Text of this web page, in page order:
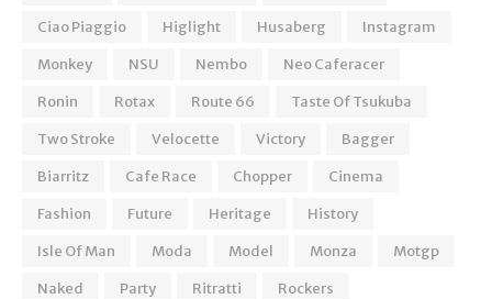
Ciao Piaggio
Higlight Husaberg
Instagram
Monkey
NSU Nembo
Neo Caferacer
Ronin
Rotax Route 66
Taste Of Tsukuba
Two Stroke
Velocette Victory
Bagger
Biarritz
Cafe Race Chopper
Cinema
Fashion
Future Heritage
History
Isle Of Man
Moda Model Monza
Motgp
Naked
Party Ritratti
Rockers